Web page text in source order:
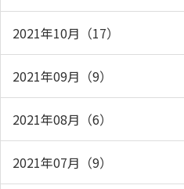
2021年10月（17）
2021年09月（9）
2021年08月（6）
2021年07月（9）